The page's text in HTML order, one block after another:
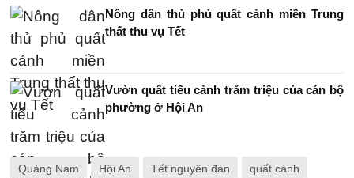
Nông dân thủ phủ quất cảnh miền Trung
thất thu vụ Tết
Vườn quất tiểu cảnh trăm triệu của cán bộ
phường ở Hội An
Quảng Nam Hội An Tết nguyên đán quất cảnh